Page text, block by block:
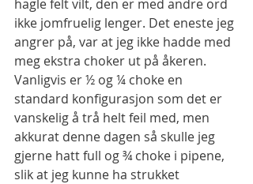
hagle felt vilt, den er med andre ord
ikke jomfruelig lenger. Det eneste jeg
angrer på, var at jeg ikke hadde med
meg ekstra choker ut på åkeren.
Vanligvis er ½ og ¼ choke en
standard konfigurasjon som det er
vanskelig å trå helt feil med, men
akkurat denne dagen så skulle jeg
gjerne hatt full og ¾ choke i pipene,
slik at jeg kunne ha strukket